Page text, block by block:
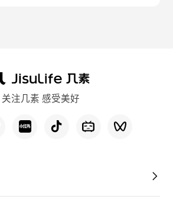
关注几素 感受美好